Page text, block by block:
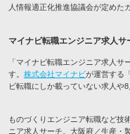
人情報適正化推進協議会が定めた
マイナビ転職エンジニア求人サ
「マイナビ転職エンジニア求人
す。 株式会社マイナビが運営する
ビ転職にしか載っていない求人や
ものづくりエンジニア転職など技
ニア求人サーチ。大阪府／生産・